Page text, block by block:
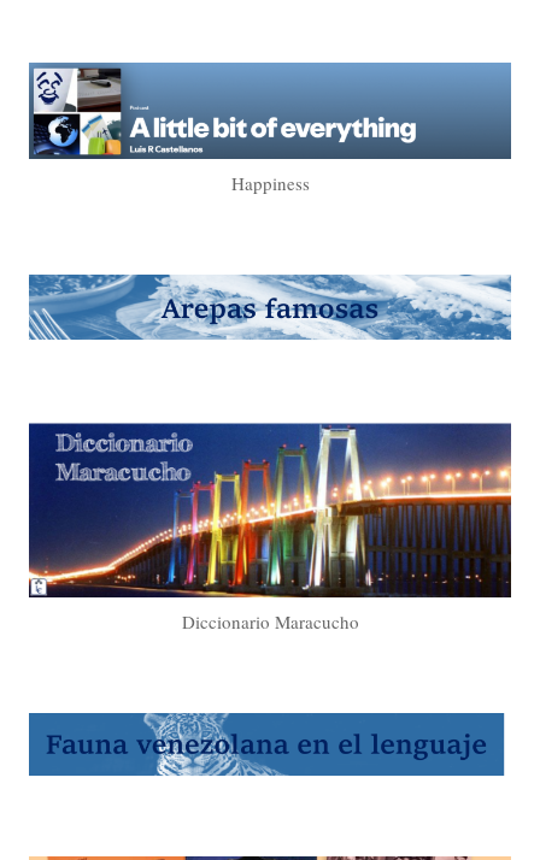
Happiness
Diccionario Maracucho